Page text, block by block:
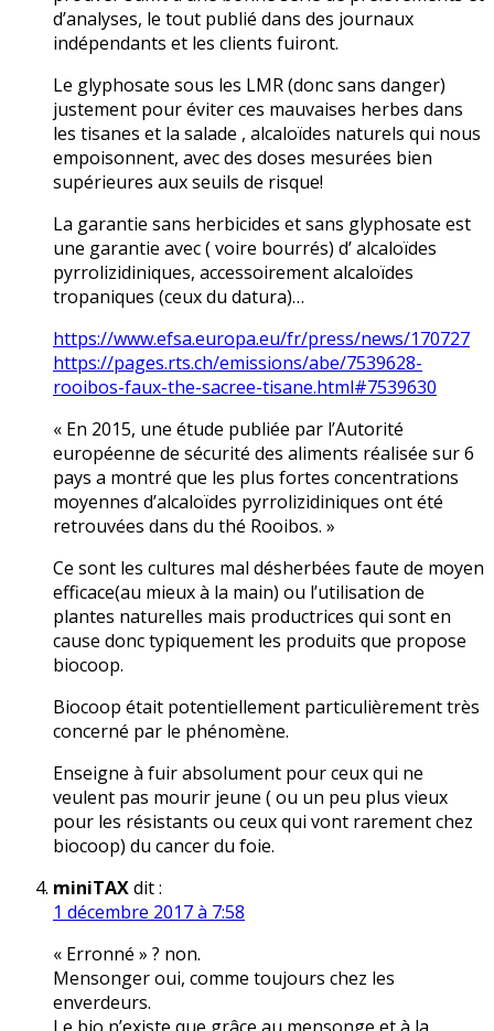
d’analyses, le tout publié dans des journaux
indépendants et les clients fuiront.
Le glyphosate sous les LMR (donc sans danger)
justement pour éviter ces mauvaises herbes dans
les tisanes et la salade , alcaloïdes naturels qui nous
empoisonnent, avec des doses mesurées bien
supérieures aux seuils de risque!
La garantie sans herbicides et sans glyphosate est
une garantie avec ( voire bourrés) d’ alcaloïdes
pyrrolizidiniques, accessoirement alcaloïdes
tropaniques (ceux du datura)…
https://www.efsa.europa.eu/fr/press/news/170727
https://pages.rts.ch/emissions/abe/7539628-
rooibos-faux-the-sacree-tisane.html#7539630
« En 2015, une étude publiée par l’Autorité
européenne de sécurité des aliments réalisée sur 6
pays a montré que les plus fortes concentrations
moyennes d’alcaloïdes pyrrolizidiniques ont été
retrouvées dans du thé Rooibos. »
Ce sont les cultures mal désherbées faute de moyen
efficace(au mieux à la main) ou l’utilisation de
plantes naturelles mais productrices qui sont en
cause donc typiquement les produits que propose
biocoop.
Biocoop était potentiellement particulièrement très
concerné par le phénomène.
Enseigne à fuir absolument pour ceux qui ne
veulent pas mourir jeune ( ou un peu plus vieux
pour les résistants ou ceux qui vont rarement chez
biocoop) du cancer du foie.
miniTAXdit :
1 décembre 2017 à 7:58
« Erronné » ? non.
Mensonger oui, comme toujours chez les
enverdeurs.